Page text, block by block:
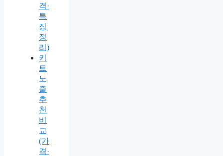
격·
특
징
정
리)
키
트
노
즐
추
천
비
교
(가
격·